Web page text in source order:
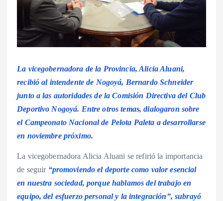
La vicegobernadora de la Provincia, Alicia Aluani,
recibió al intendente de Nogoyá, Bernardo Schneider
junto a las autoridades de la Comisión Directiva del Club
Deportivo Nogoyá. Entre otros temas, dialogaron sobre
el Campeonato Nacional de Pelota Paleta a desarrollarse
en noviembre próximo.
La vicegobernadora Alicia Aluani se refirió la importancia
de seguir “promoviendo el deporte como valor esencial
en nuestra sociedad, porque hablamos del trabajo en
equipo, del esfuerzo personal y la integración”, subrayó